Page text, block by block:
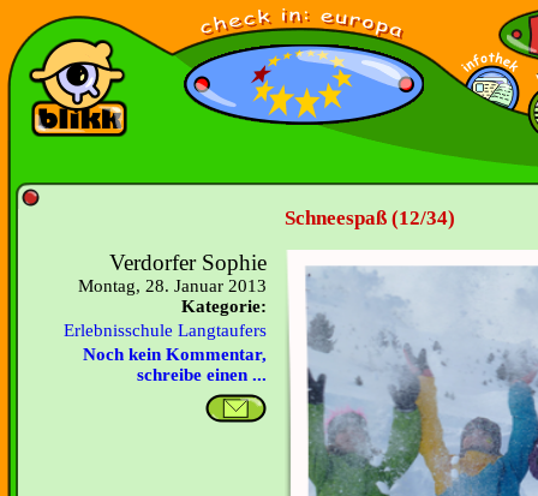
Schneespaß (12/34)
Verdorfer Sophie
Montag, 28. Januar 2013
Kategorie:
Erlebnisschule Langtaufers
Noch kein Kommentar,
schreibe einen ...